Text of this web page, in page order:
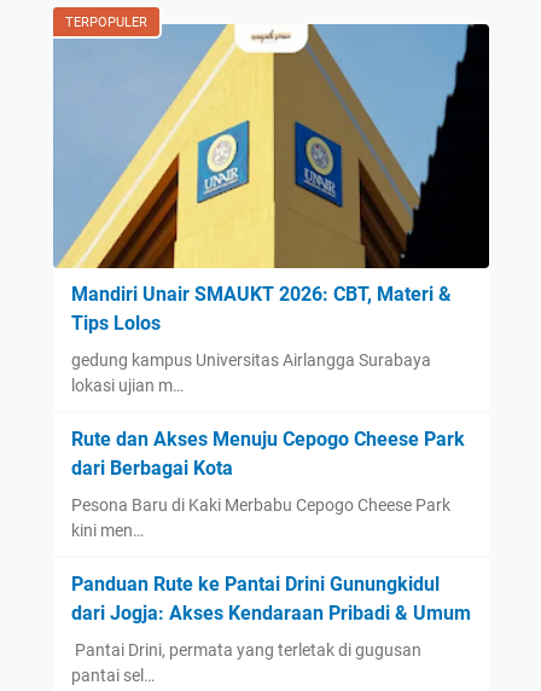
TERPOPULER
Mandiri Unair SMAUKT 2026: CBT, Materi &
Tips Lolos
gedung kampus Universitas Airlangga Surabaya
lokasi ujian m…
Rute dan Akses Menuju Cepogo Cheese Park
dari Berbagai Kota
Pesona Baru di Kaki Merbabu Cepogo Cheese Park
kini men…
Panduan Rute ke Pantai Drini Gunungkidul
dari Jogja: Akses Kendaraan Pribadi & Umum
​ Pantai Drini, permata yang terletak di gugusan
pantai sel…